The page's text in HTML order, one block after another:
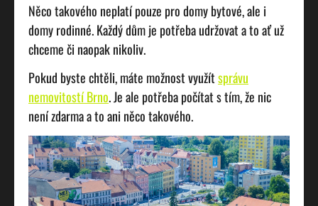
Něco takového neplatí pouze pro domy bytové, ale i
domy rodinné. Každý dům je potřeba udržovat a to ať už
chceme či naopak nikoliv.
Pokud byste chtěli, máte možnost využítsprávu
nemovitostí Brno. Je ale potřeba počítat s tím, že nic
není zdarma a to ani něco takového.